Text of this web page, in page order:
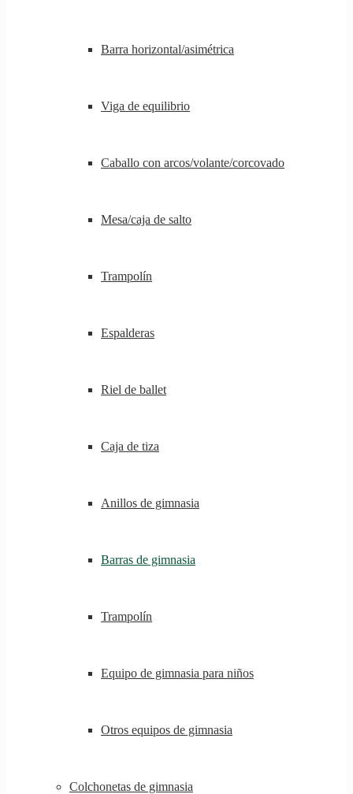
Barra horizontal/asimétrica
Viga de equilibrio
Caballo con arcos/volante/corcovado
Mesa/caja de salto
Trampolín
Espalderas
Riel de ballet
Caja de tiza
Anillos de gimnasia
Barras de gimnasia
Trampolín
Equipo de gimnasia para niños
Otros equipos de gimnasia
Colchonetas de gimnasia